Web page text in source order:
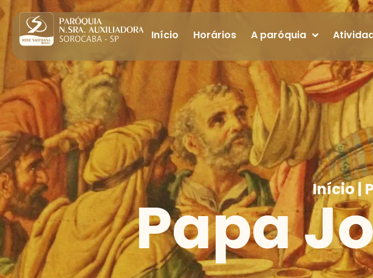
Início Horários A paróquia
Início |
Papa